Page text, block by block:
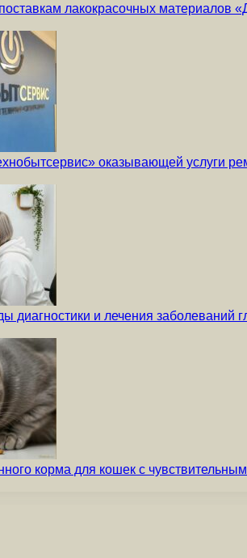
лакокрасочных материалов
оказывающей услуги
диагностики и лечения заболеваний
корма для кошек с